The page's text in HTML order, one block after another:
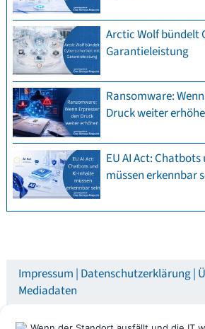
Arctic Wolf bündelt
Garantieleistung
Ransomware:
Druck weiter
EU AI Act:
müssen erkennbar
© speicherguide.de 2026
Impressum Datenschutzerklärung
Mediadaten